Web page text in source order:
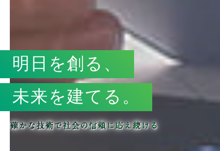
明日を創る、
未来を建てる。